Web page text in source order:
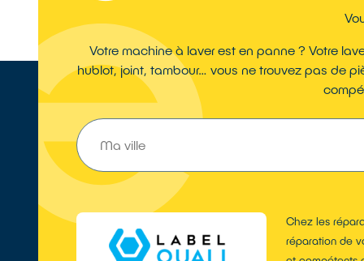
Votre machine à laver est en panne ? Votre
hublot, joint, tambour… vous ne trouvez pas de
Chez les
réparation de